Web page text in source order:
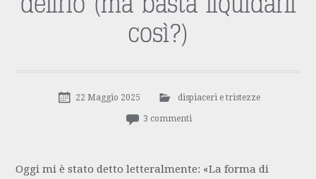
delirio (ma basta liquidarli
così?)
22 Maggio 2025 dispiaceri e tristezze
3 commenti
Oggi mi è stato detto letteralmente: «La forma di